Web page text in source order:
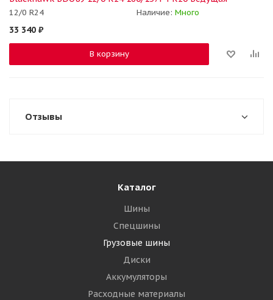
12/0 R24 Наличие: Много
33 340 ₽
В корзину
Отзывы
Каталог
Шины
Спецшины
Грузовые шины
Диски
Аккумуляторы
Расходные материалы